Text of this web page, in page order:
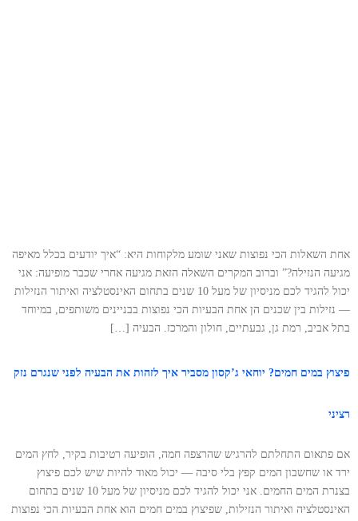
אחת השאלות הכי נפוצות שאני שומע מלקוחות היא: “איך יודעים בכלל מאיפה
מגיעה הנזילה?” וברוב המקרים השאלה הזאת מגיעה אחרי שכבר מופיעה: אני
יכול להגיד לכם מניסיון של מעל 10 שנים בתחום האינסטלציה ואיתור הנזילות
— נזילות בין שכנים הן אחת הבעיות הכי נפוצות בבניינים משותפים, במיוחד
בתל אביב, רמת גן, גבעתיים, חולון והמרכז. הבעיה […]
פיצוץ במים חמים? יוחאי ג’קסון מסביר איך לזהות את הבעיה לפני שנגרם נזק
רציני
אם פתאום התחלתם להרגיש שהרצפה חמה, הופיעה רטיבות בקיר, לחץ המים
ירד או שחשבון המים קפץ בלי סיבה — יכול מאוד להיות שיש לכם פיצוץ
בצנרת המים החמים. אני יכול להגיד לכם מניסיון של מעל 10 שנים בתחום
האינסטלציה ואיתור הנזילות, שפיצוץ במים חמים הוא אחת הבעיות הכי נפוצות